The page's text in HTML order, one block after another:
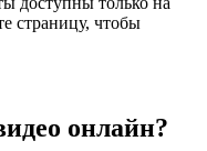
страницу, чтобы
онлайн?